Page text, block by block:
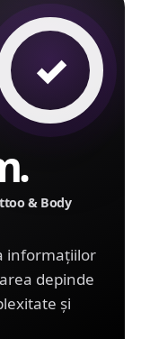
& Body
informațiilor
depinde
și